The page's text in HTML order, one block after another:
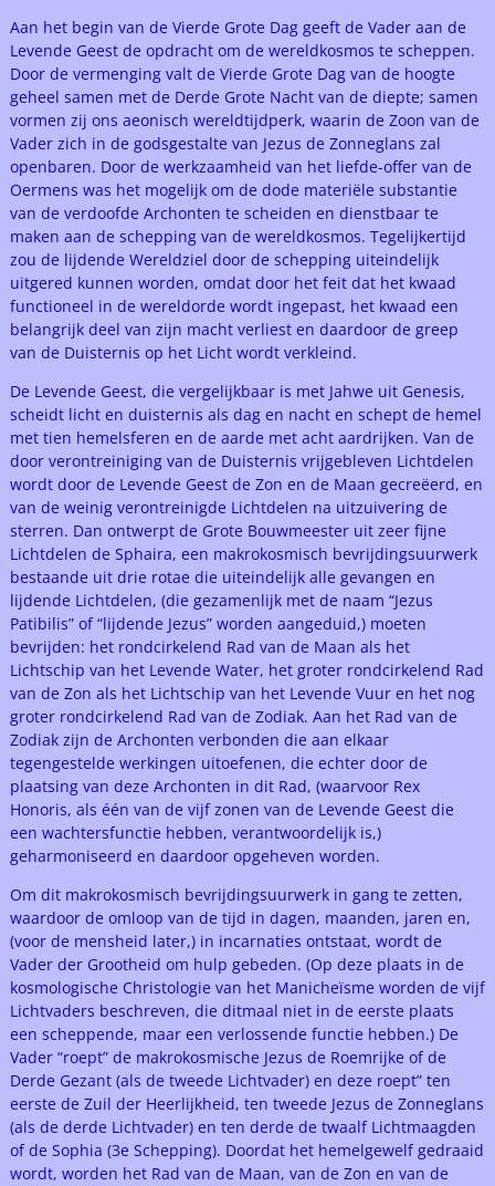
Aan het begin van de Vierde Grote Dag geeft de Vader aan de
Levende Geest de opdracht om de wereldkosmos te scheppen.
Door de vermenging valt de Vierde Grote Dag van de hoogte
geheel samen met de Derde Grote Nacht van de diepte; samen
vormen zij ons aeonisch wereldtijdperk, waarin de Zoon van de
Vader zich in de godsgestalte van Jezus de Zonneglans zal
openbaren. Door de werkzaamheid van het liefde-offer van de
Oermens was het mogelijk om de dode materiële substantie
van de verdoofde Archonten te scheiden en dienstbaar te
maken aan de schepping van de wereldkosmos. Tegelijkertijd
zou de lijdende Wereldziel door de schepping uiteindelijk
uitgered kunnen worden, omdat door het feit dat het kwaad
functioneel in de wereldorde wordt ingepast, het kwaad een
belangrijk deel van zijn macht verliest en daardoor de greep
van de Duisternis op het Licht wordt verkleind.
De Levende Geest, die vergelijkbaar is met Jahwe uit Genesis,
scheidt licht en duisternis als dag en nacht en schept de hemel
met tien hemelsferen en de aarde met acht aardrijken. Van de
door verontreiniging van de Duisternis vrijgebleven Lichtdelen
wordt door de Levende Geest de Zon en de Maan gecreëerd, en
van de weinig verontreinigde Lichtdelen na uitzuivering de
sterren. Dan ontwerpt de Grote Bouwmeester uit zeer fijne
Lichtdelen de Sphaira, een makrokosmisch bevrijdingsuurwerk
bestaande uit drie rotae die uiteindelijk alle gevangen en
lijdende Lichtdelen, (die gezamenlijk met de naam “Jezus
Patibilis” of “lijdende Jezus” worden aangeduid,) moeten
bevrijden: het rondcirkelend Rad van de Maan als het
Lichtschip van het Levende Water, het groter rondcirkelend Rad
van de Zon als het Lichtschip van het Levende Vuur en het nog
groter rondcirkelend Rad van de Zodiak. Aan het Rad van de
Zodiak zijn de Archonten verbonden die aan elkaar
tegengestelde werkingen uitoefenen, die echter door de
plaatsing van deze Archonten in dit Rad, (waarvoor Rex
Honoris, als één van de vijf zonen van de Levende Geest die
een wachtersfunctie hebben, verantwoordelijk is,)
geharmoniseerd en daardoor opgeheven worden.
Om dit makrokosmisch bevrijdingsuurwerk in gang te zetten,
waardoor de omloop van de tijd in dagen, maanden, jaren en,
(voor de mensheid later,) in incarnaties ontstaat, wordt de
Vader der Grootheid om hulp gebeden. (Op deze plaats in de
kosmologische Christologie van het Manicheïsme worden de vijf
Lichtvaders beschreven, die ditmaal niet in de eerste plaats
een scheppende, maar een verlossende functie hebben.) De
Vader “roept” de makrokosmische Jezus de Roemrijke of de
Derde Gezant (als de tweede Lichtvader) en deze roept” ten
eerste de Zuil der Heerlijkheid, ten tweede Jezus de Zonneglans
(als de derde Lichtvader) en ten derde de twaalf Lichtmaagden
of de Sophia (3e Schepping). Doordat het hemelgewelf gedraaid
wordt, worden het Rad van de Maan, van de Zon en van de